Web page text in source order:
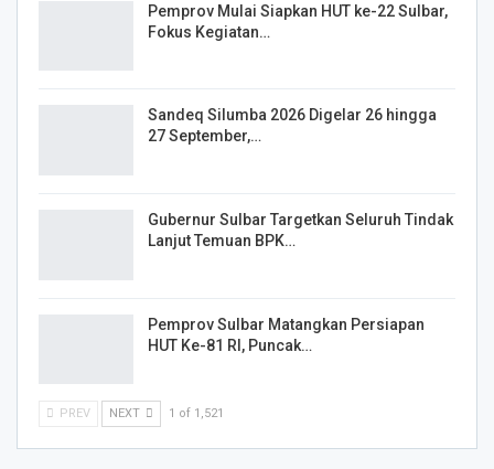
Pemprov Mulai Siapkan HUT ke-22 Sulbar,
Fokus Kegiatan…
Sandeq Silumba 2026 Digelar 26 hingga
27 September,…
Gubernur Sulbar Targetkan Seluruh Tindak
Lanjut Temuan BPK…
Pemprov Sulbar Matangkan Persiapan
HUT Ke-81 RI, Puncak…
PREV NEXT 1 of 1,521